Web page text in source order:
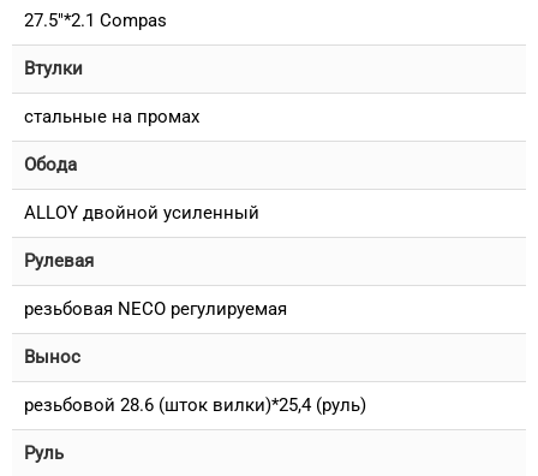
27.5"*2.1 Compas
Втулки
стальные на промах
Обода
ALLOY двойной усиленный
Рулевая
резьбовая NECO регулируемая
Вынос
резьбовой 28.6 (шток вилки)*25,4 (руль)
Руль